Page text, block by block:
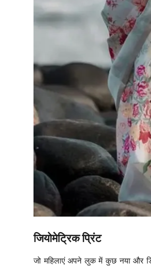
जियोमेट्रिक प्रिंट
जो महिलाएं अपने लुक में कुछ नया और